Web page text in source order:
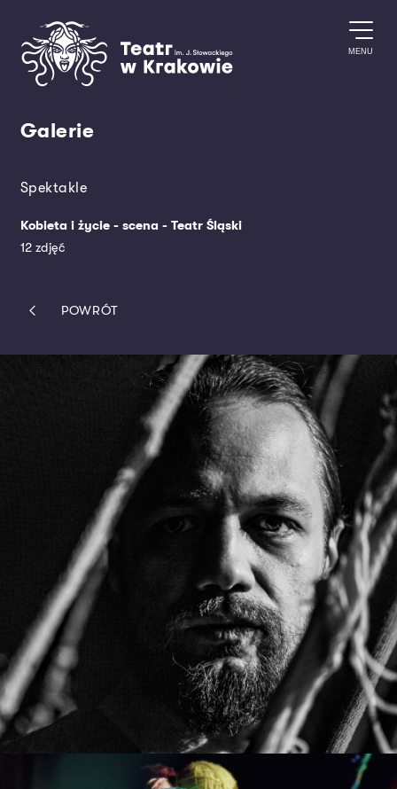
MENU
Galerie
Spektakle
Kobieta i życie - scena - Teatr Śląski
12 zdjęć
POWRÓT